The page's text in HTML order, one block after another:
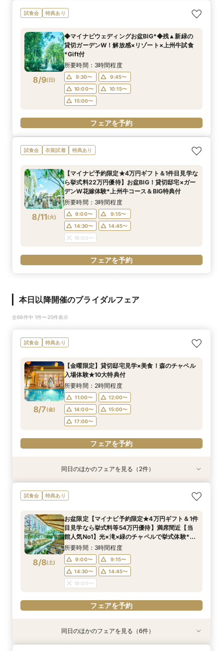
試食会 特典あり
8/9(日)
◆マイナビウェディングお盆BIG*◆残▲新緑の
貸切ガーデンW！解放感×リゾート×上州牛試食
*Gift付
所要時間：3時間程度
9:30〜
9:45〜
10:00〜
10:15〜
15:00〜
フェアを予約
試食会 衣装試着 特典あり
8/11(火)
【マイナビ予約限定★4万円ギフト＆1件目見学な
ら挙式料22万円優待】お盆BIG！貸切邸宅×ガー
デンW花嫁体験*上州牛コース＆BIG特典付
所要時間：3時間程度
9:00〜
9:15〜
14:30〜
14:45〜
18:00〜
フェアを予約
本日以降開催のブライダルフェア
全66件中 1件〜20件表示
試食会 特典あり
8/7(金)
【金曜限定】貸切邸宅見学×美食！森のチャペル
入場体験★10大特典付
所要時間：2時間程度
11:00〜
12:00〜
14:00〜
15:00〜
17:00〜
フェアを予約
特典あり
8/7(金)
【少人数W】貸切邸宅でアットホームW×限定プ
ラン＆衣装優待付
11:00〜
12:00〜
15:00〜
フェアを予約
8/7(金)
限定1組★マタニティ限定特典＆”安心”見積相談
×森のチャペル
11:00〜
12:00〜
15:00〜
フェアを予約
同日のほかのフェアを見る（2件）
試食会 特典あり
8/8(土)
お盆限定【マイナビ予約限定★4万円ギフト＆1件
目見学なら挙式料等54万円優待】満席間近【当
館人気No1】光×滝×緑のチャペルで挙式体験*上
州牛試食
所要時間：3時間程度
9:00〜
9:15〜
14:30〜
14:45〜
18:00〜
フェアを予約
特典あり 動画あり
特典あり
特典あり
特典あり
特典あり
特典あり同日のほかのフェアを見る（6件）